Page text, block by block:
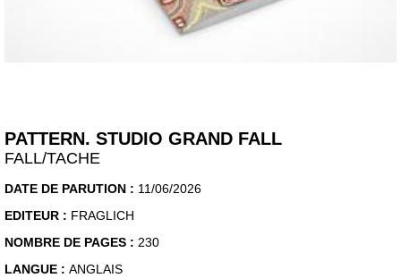
PATTERN. STUDIO GRAND FALL
FALL/TACHE
DATE DE PARUTION : 11/06/2026
EDITEUR : FRAGLICH
NOMBRE DE PAGES : 230
LANGUE : ANGLAIS